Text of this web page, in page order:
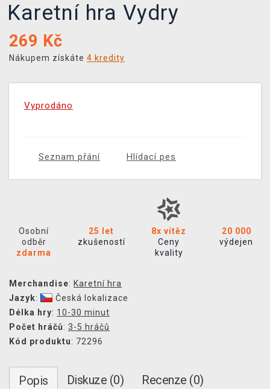
Karetní hra Vydry
269 Kč
Nákupem získáte 4 kredity
Vyprodáno
Seznam přání Hlídací pes
Osobní
odběr
zdarma
25 let
zkušeností
8x vítěz
Ceny
kvality
20 000
výdejen
Merchandise: Karetní hra
Jazyk:
Česká lokalizace
Délka hry: 10-30 minut
Počet hráčů: 3-5 hráčů
Kód produktu: 72296
Popis Diskuze (0) Recenze (0)